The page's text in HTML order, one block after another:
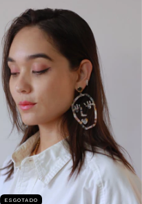
ESGOTADO